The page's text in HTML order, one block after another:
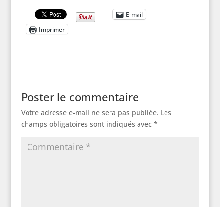
E-mail
Imprimer
Poster le commentaire
Votre adresse e-mail ne sera pas publiée. Les
champs obligatoires sont indiqués avec *